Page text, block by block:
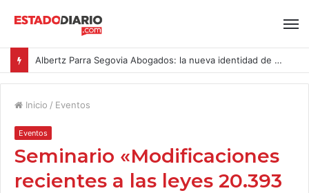
Albertz Parra Segovia Abogados: la nueva identidad de Segovia Consulting
Inicio / Eventos
Eventos
Seminario «Modificaciones
recientes a las leyes 20.393